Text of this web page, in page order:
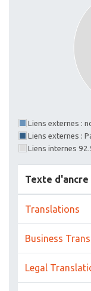
Liens externes :
Liens externes :
Liens internes
Texte d'ancre
Translations
Business
Legal